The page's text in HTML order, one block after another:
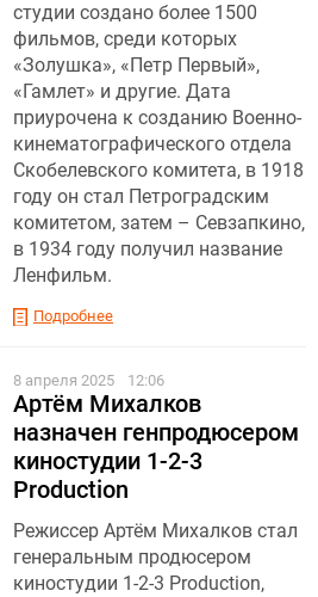
студии создано более 1500
фильмов, среди которых
«Золушка», «Петр Первый»,
«Гамлет» и другие. Дата
приурочена к созданию Военно-
кинематографического отдела
Скобелевского комитета, в 1918
году он стал Петроградским
комитетом, затем – Севзапкино,
в 1934 году получил название
Ленфильм.
Подробнее
8 апреля 2025 12:06
Артём Михалков
назначен генпродюсером
киностудии 1-2-3
Production
Режиссер Артём Михалков стал
генеральным продюсером
киностудии 1-2-3 Production,